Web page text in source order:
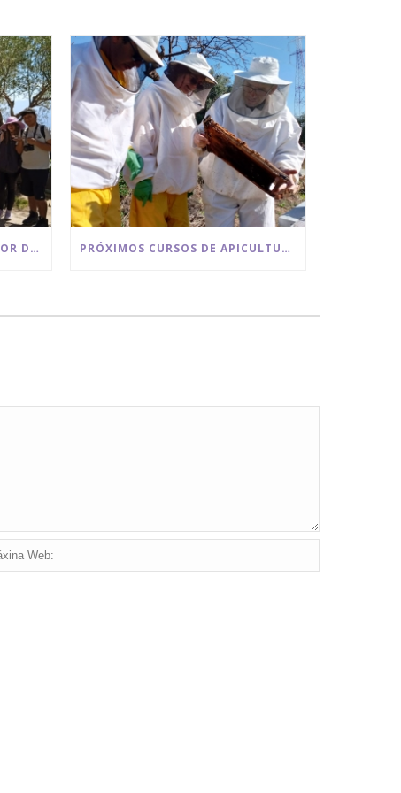
VISITA A LOS CEREZOS EN FLOR DE LA SIERRA DE LAS NIEVES PRÓXIMOS CURSOS DE APICULTURA 2026 BEE GARDEN MALAGA.